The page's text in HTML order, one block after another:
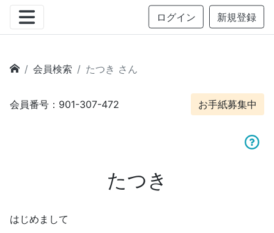
ログイン 新規登録
会員検索 たつき さん
会員番号：901-307-472 お手紙募集中
たつき
はじめまして